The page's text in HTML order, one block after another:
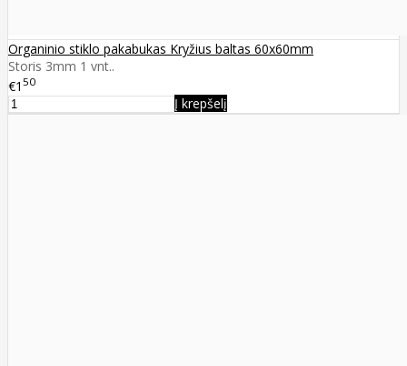
Organinio stiklo pakabukas Kryžius baltas 60x60mm
Storis 3mm 1 vnt..
€1 50
Į krepšelį